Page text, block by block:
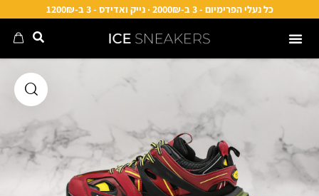
כל נעלי הפרימיום - 3 ב-2000₪ · נייק ואדידס - 3 ב-1200₪